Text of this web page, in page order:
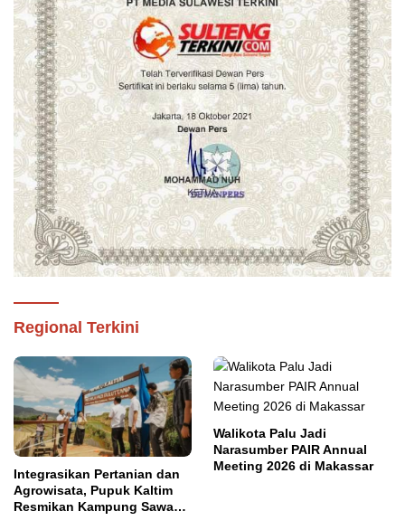
Regional Terkini
Integrasikan Pertanian dan
Agrowisata, Pupuk Kaltim
Resmikan Kampung Sawah
Walikota Palu Jadi
Narasumber PAIR Annual
Meeting 2026 di Makassar